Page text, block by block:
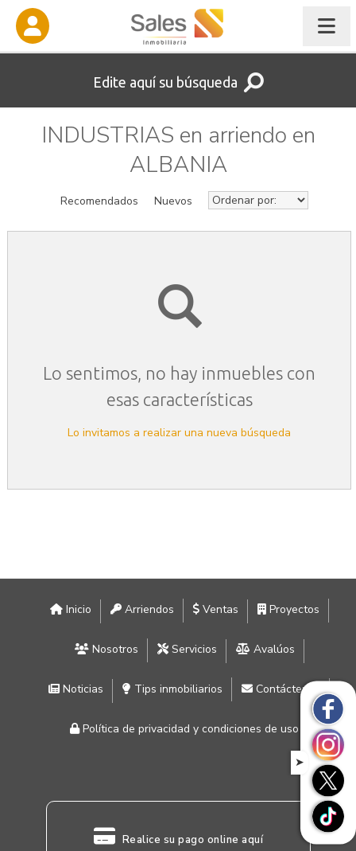
Edite aquí su búsqueda
INDUSTRIAS en arriendo en
ALBANIA
Recomendados Nuevos
Lo sentimos, no hay inmuebles con
esas características
Lo invitamos a realizar una nueva búsqueda
Inicio Arriendos Ventas Proyectos
Nosotros Servicios Avalúos
Noticias Tips inmobiliarios Contáctenos
Política de privacidad y condiciones de uso
Realice su pago online aquí
➤